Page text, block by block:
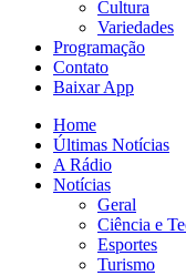
Cultura
Variedades
Programação
Contato
Baixar App
Home
Últimas Notícias
A Rádio
Notícias
Geral
Ciência e
Esportes
Turismo